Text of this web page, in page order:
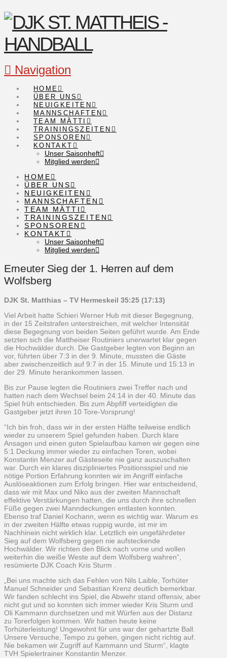
Navigation
HOME
ÜBER UNS
NEUIGKEITEN
MANNSCHAFTEN
TEAM MÄTTI
TRAININGSZEITEN
SPONSOREN
KONTAKT
Unser Saisonheft
Mitglied werden
HOME
ÜBER UNS
NEUIGKEITEN
MANNSCHAFTEN
TEAM MÄTTI
TRAININGSZEITEN
SPONSOREN
KONTAKT
Unser Saisonheft
Mitglied werden
Erneuter Sieg der 1. Herren auf dem
Wolfsberg
DJK St. Matthias – TV Hermeskeil 35:25 (17:13)
Viel Arbeit hatte Schieri Werner Hub mit dieser Begegnung,
in der 15 Zeitstrafen unterstreichen, mit welcher Intensität
diese Begegnung von beiden Seiten geführt wurde. Am Ende
setzten sich die Mattheiser Routiniers unerwartet klar gegen
die Hochwälder durch. Die Gastgeber legten von Beginn an
vor, führten über 7:3 in der 9. Minute, mussten die Gäste
aber zwischenzeitlich auf 9:7 in der 15. Minute und 15:13 in
der 29. Minute herankommen lassen.
Bis zur Pause legten die Routiniers zwei Treffer nach und
hatten nach dem Wechsel beim 24:14 in der 40. Minute das
Spiel früh entschieden. Bis zum Abpfiff verteidigten die
Gastgeber jetzt ihren 10 Tore-Vorsprung!
“Ich bin froh, dass wir in der ersten Hälfte teilweise endlich
wieder zu unserem Spiel gefunden haben. Durch klare
Ansagen und einen guten Spielaufbau kamen wir gegen eine
5:1 Deckung immer wieder zu einfachen Toren, wobei
Konstantin Menzer auf Gästeseite nie ganz auszuschalten
war. Durch ein klares diszipliniertes Positionsspiel und nie
nötige Portion Erfahrung konnten wir im Angriff einfache
Auslöseaktionen zum Erfolg bringen. Hier war entscheidend,
dass wir mit Max und Niko aus der zweiten Mannschaft
effektive Verstärkungen hatten, die uns durch ihre schnellen
Füße gegen zwei Manndeckungen entlasten konnten.
Ebenso traf Daniel Kochann, wenn es wichtig war. Warum es
in der zweiten Hälfte etwas ruppig wurde, ist mir im
Nachhinein nicht wirklich klar. Letztlich ein ungefährdeter
Sieg auf dem Wolfsberg gegen nie aufsteckende
Hochwälder. Wir richten den Blick nach vorne und wollen
weiterhin die weiße Weste auf dem Wolfsberg wahren“,
resümierte DJK Coach Kris Sturm .
„Bei uns machte sich das Fehlen von Nils Laible, Torhüter
Manuel Schneider und Sebastian Krenz deutlich bemerkbar.
Wir fanden schlecht ins Spiel, die Abwehr stand offensiv, aber
nicht gut und so konnten sich immer wieder Kris Sturm und
Oli Kammann durchsetzen und mit Würfen aus der Distanz
zu Torerfolgen kommen. Wir hatten heute keine
Torhüterleistung! Ungewohnt für uns war der gehartzte Ball.
Unsere Versuche, Tempo zu gehen, gingen nicht richtig auf.
Nie bekamen wir Zugriff auf Kammann und Sturm“, klagte
TVH Spielertrainer Konstantin Menzer.